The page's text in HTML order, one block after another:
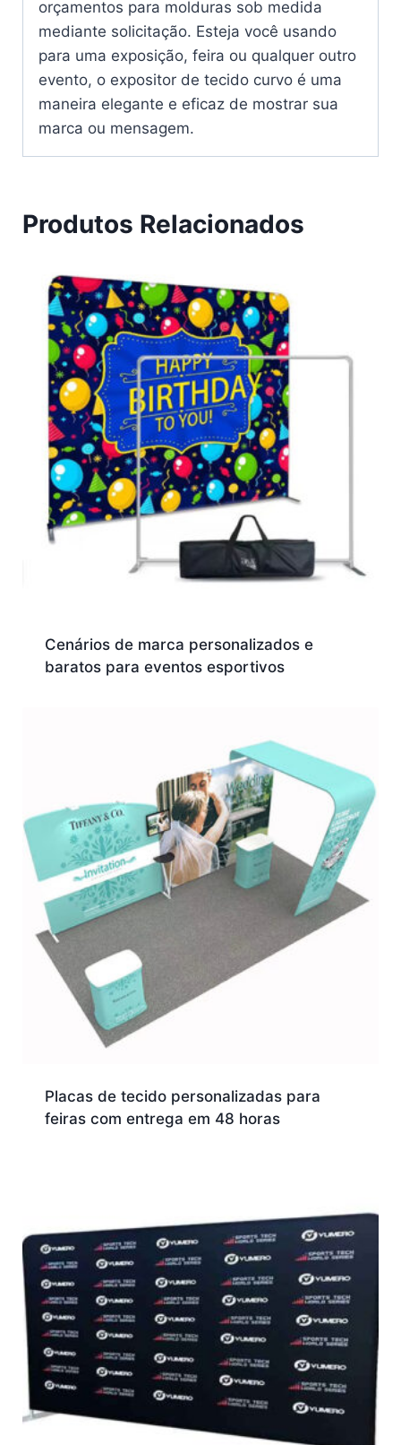
orçamentos para molduras sob medida
mediante solicitação. Esteja você usando
para uma exposição, feira ou qualquer outro
evento, o expositor de tecido curvo é uma
maneira elegante e eficaz de mostrar sua
marca ou mensagem.
Produtos Relacionados
Cenários de marca personalizados e
baratos para eventos esportivos
Placas de tecido personalizadas para
feiras com entrega em 48 horas